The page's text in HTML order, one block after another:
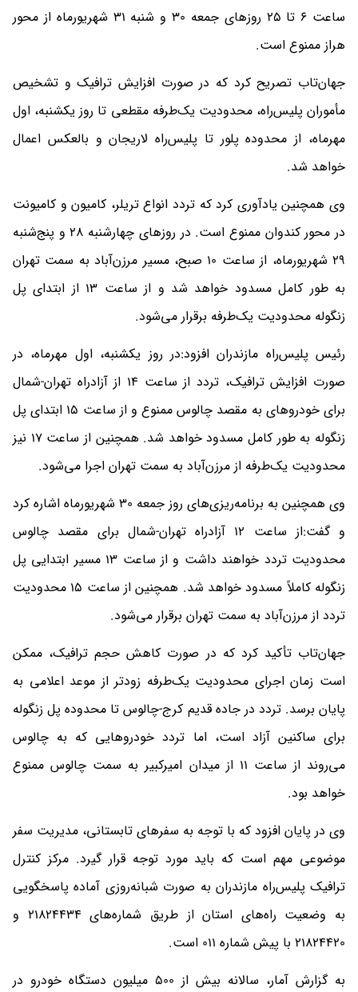
ساعت 6 تا 25 روزهای جمعه 30 و شنبه 31 شهریورماه از محور
هراز ممنوع است.
جهان‌تاب تصریح کرد که در صورت افزایش ترافیک و تشخیص
مأموران پلیس‌راه، محدودیت یک‌طرفه مقطعی تا روز یکشنبه، اول
مهرماه، از محدوده پلور تا پلیس‌راه لاریجان و بالعکس اعمال
خواهد شد.
وی همچنین یادآوری کرد که تردد انواع تریلر، کامیون و کامیونت
در محور کندوان ممنوع است. در روزهای چهارشنبه 28 و پنج‌شنبه
29 شهریورماه، از ساعت 10 صبح، مسیر مرزن‌آباد به سمت تهران
به طور کامل مسدود خواهد شد و از ساعت 13 از ابتدای پل
زنگوله محدودیت یک‌طرفه برقرار می‌شود.
رئیس پلیس‌راه مازندران افزود:در روز یکشنبه، اول مهرماه، در
صورت افزایش ترافیک، تردد از ساعت 14 از آزادراه تهران-شمال
برای خودروهای به مقصد چالوس ممنوع و از ساعت 15 ابتدای پل
زنگوله به طور کامل مسدود خواهد شد. همچنین از ساعت 17 نیز
محدودیت یک‌طرفه از مرزن‌آباد به سمت تهران اجرا می‌شود.
وی همچنین به برنامه‌ریزی‌های روز جمعه 30 شهریورماه اشاره کرد
و گفت:از ساعت 12 آزادراه تهران-شمال برای مقصد چالوس
محدودیت تردد خواهند داشت و از ساعت 13 مسیر ابتدایی پل
زنگوله کاملاً مسدود خواهد شد. همچنین از ساعت 15 محدودیت
تردد از مرزن‌آباد به سمت تهران برقرار می‌شود.
جهان‌تاب تأکید کرد که در صورت کاهش حجم ترافیک، ممکن
است زمان اجرای محدودیت یک‌طرفه زودتر از موعد اعلامی به
پایان برسد. تردد در جاده قدیم کرج-چالوس تا محدوده پل زنگوله
برای ساکنین آزاد است، اما تردد خودروهایی که به چالوس
می‌روند از ساعت 11 از میدان امیرکبیر به سمت چالوس ممنوع
خواهد بود.
وی در پایان افزود که با توجه به سفرهای تابستانی، مدیریت سفر
موضوعی مهم است که باید مورد توجه قرار گیرد. مرکز کنترل
ترافیک پلیس‌راه مازندران به صورت شبانه‌روزی آماده پاسخگویی
به وضعیت راه‌های استان از طریق شماره‌های 21824434 و
21824420 با پیش شماره 011 است.
به گزارش آمار، سالانه بیش از 500 میلیون دستگاه خودرو در